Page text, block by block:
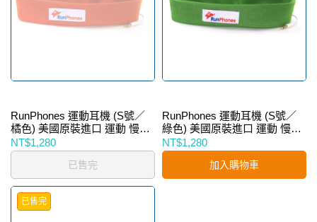
RunPhones 運動耳機 (S號／
橘色) 美國原裝進口 運動 慢跑
跑步 MP3 音樂 耳機
NT$1,280
已售完
RunPhones 運動耳機 (S號／
綠色) 美國原裝進口 運動 慢跑
跑步 MP3 音樂 耳機
NT$1,280
加入購物車
已售完